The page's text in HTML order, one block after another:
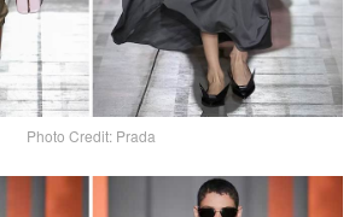
Photo Credit: Prada